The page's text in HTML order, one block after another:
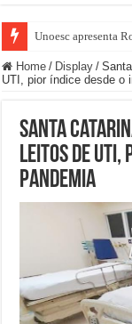
Unoesc apresenta
Home / Display /
UTI, pior índice desde o
Santa
leitos de UTI,
pandemia